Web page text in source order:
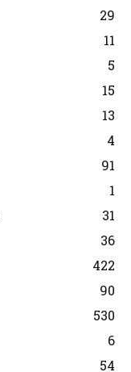
29
11
5
15
13
4
91
1
31
36
422
90
530
6
54